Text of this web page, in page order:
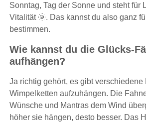
Sonntag, Tag der Sonne und steht für
Vitalität 🌞. Das kannst du also ganz
bestimmen.
Wie kannst du die Glücks-
aufhängen?
Ja richtig gehört, es gibt verschiedene
Wimpelketten aufzuhängen. Die
Wünsche und Mantras dem Wind
höher sie hängen, desto besser. Das